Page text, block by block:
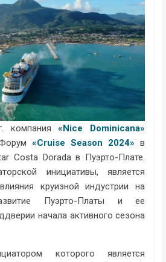
компания«Nice Dominicana»
«Cruise Season 2024» в
Costa Dorada в Пуэрто-Плате.
инициативы, является
круизной индустрии на
Пуэрто-Платы и ее
начала активного сезона
которого является